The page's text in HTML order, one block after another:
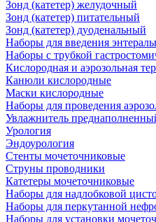
Зонд (катетер) желудочный
Зонд (катетер) питательный
Зонд (катетер) дуоденальный
Наборы для введения
Наборы с трубкой
Кислородная и аэрозольная
Канюли кислородные
Маски кислородные
Наборы для проведения
Увлажнитель
Урология
Эндоурология
Стенты мочеточниковые
Струны проводники
Катетеры мочеточниковые
Наборы для надлобковой
Наборы для перкутанной
Наборы для установки